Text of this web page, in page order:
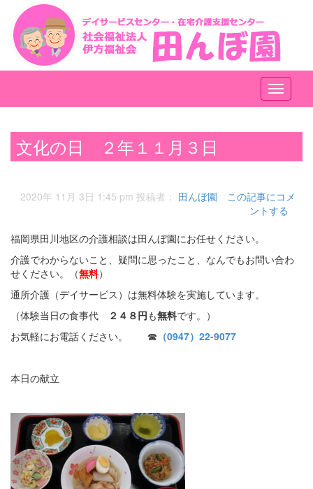
メ
ニ
ー
文化の日 ２年１１月３日
2020年 11月 3日 1:45 pm 投稿者： 田んぼ園
この記事にコメ
ントする
福岡県田川地区の介護相談は田んぼ園にお任せください。
介護でわからないこと、疑問に思ったこと、なんでもお問い合わ
せください。（無料）
通所介護（デイサービス）は無料体験を実施しています。
（体験当日の食事代
２４８円も無料です。）
お気軽にお電話ください。 ☎ （0947）22-9077
本日の献立